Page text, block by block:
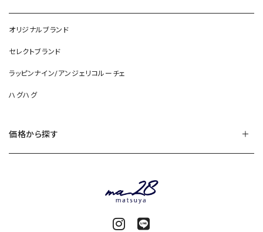
オリジナルブランド
セレクトブランド
ラッピンナイン/アンジェリコルーチェ
ハグハグ
価格から探す